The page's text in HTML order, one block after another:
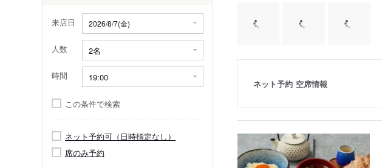
来店日
人数
時間
この条件で検索
ネット予約可（日時指定なし）
席のみ予約
ネット予約 空席情報